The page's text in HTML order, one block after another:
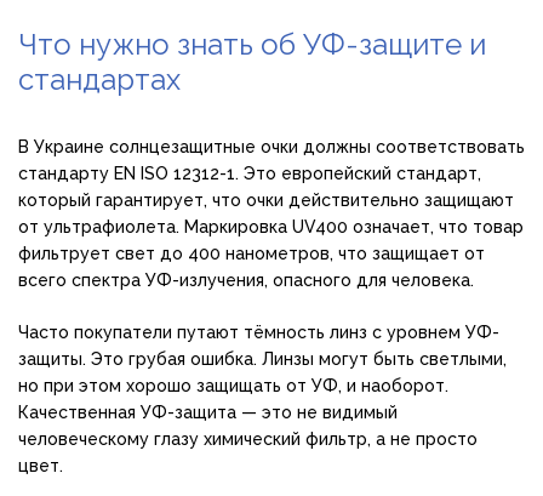
Что нужно знать об УФ-защите и
стандартах
В Украине солнцезащитные очки должны соответствовать
стандарту EN ISO 12312-1. Это европейский стандарт,
который гарантирует, что очки действительно защищают
от ультрафиолета. Маркировка UV400 означает, что товар
фильтрует свет до 400 нанометров, что защищает от
всего спектра УФ-излучения, опасного для человека.
Часто покупатели путают тёмность линз с уровнем УФ-
защиты. Это грубая ошибка. Линзы могут быть светлыми,
но при этом хорошо защищать от УФ, и наоборот.
Качественная УФ-защита — это не видимый
человеческому глазу химический фильтр, а не просто
цвет.